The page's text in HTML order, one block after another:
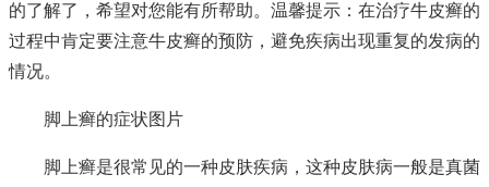
的了解了，希望对您能有所帮助。温馨提示：在治疗牛皮癣的
过程中肯定要注意牛皮癣的预防，避免疾病出现重复的发病的
情况。
脚上癣的症状图片
脚上癣是很常见的一种皮肤疾病，这种皮肤病一般是真菌